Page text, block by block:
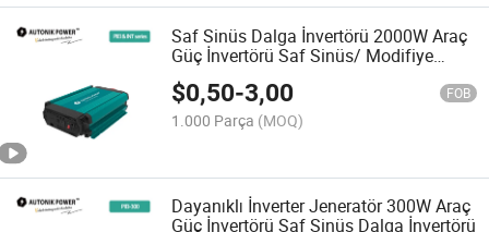
Saf Sinüs Dalga İnvertörü 2000W Araç
Güç İnvertörü Saf Sinüs/ Modifiye
Dalga DC12V/24V AC220V/230V Güç
İnvertörü
$0,50-3,00 FOB
1.000 Parça (MOQ)
Dayanıklı İnverter Jeneratör 300W Araç
Güç İnvertörü Saf Sinüs Dalga İnvertörü